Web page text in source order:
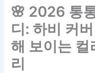
🌸 2026 통
디: 하비 커
해 보이는 컬
리